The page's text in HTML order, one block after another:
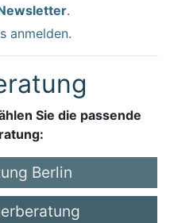
.
anmelden.
Sie die passende
Berlin